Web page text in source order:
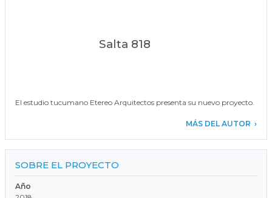
Salta 818
El estudio tucumano Etereo Arquitectos presenta su nuevo proyecto.
MÁS DEL AUTOR
SOBRE EL PROYECTO
Año